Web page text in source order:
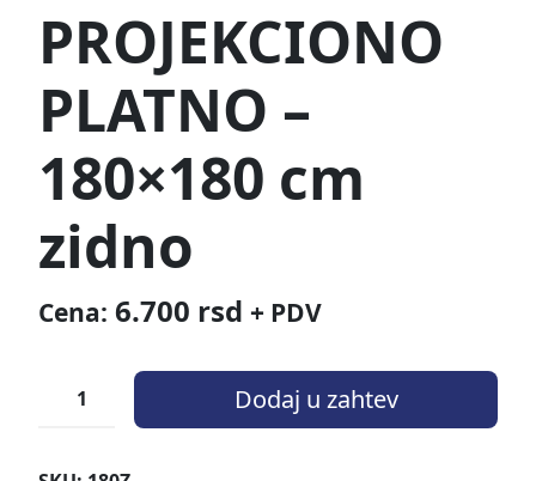
PROJEKCIONO
PLATNO –
180×180 cm
zidno
Cena: 6.700 rsd + PDV
Dodaj u zahtev